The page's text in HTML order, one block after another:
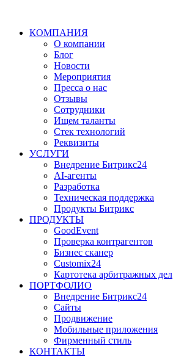
КОМПАНИЯ
О компании
Блог
Новости
Мероприятия
Пресса о нас
Отзывы
Сотрудники
Ищем таланты
Стек технологий
Реквизиты
УСЛУГИ
Внедрение Битрикс24
AI-агенты
Разработка
Техническая поддержка
Продукты Битрикс
ПРОДУКТЫ
GoodEvent
Проверка контрагентов
Бизнес сканер
Customix24
Картотека арбитражных дел
ПОРТФОЛИО
Внедрение Битрикс24
Сайты
Продвижение
Мобильные приложения
Фирменный стиль
КОНТАКТЫ